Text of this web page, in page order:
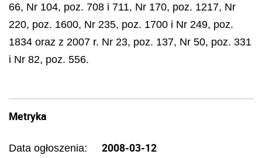
66, Nr 104, poz. 708 i 711, Nr 170, poz. 1217, Nr
220, poz. 1600, Nr 235, poz. 1700 i Nr 249, poz.
1834 oraz z 2007 r. Nr 23, poz. 137, Nr 50, poz. 331
i Nr 82, poz. 556.
Metryka
Data ogłoszenia: 2008-03-12